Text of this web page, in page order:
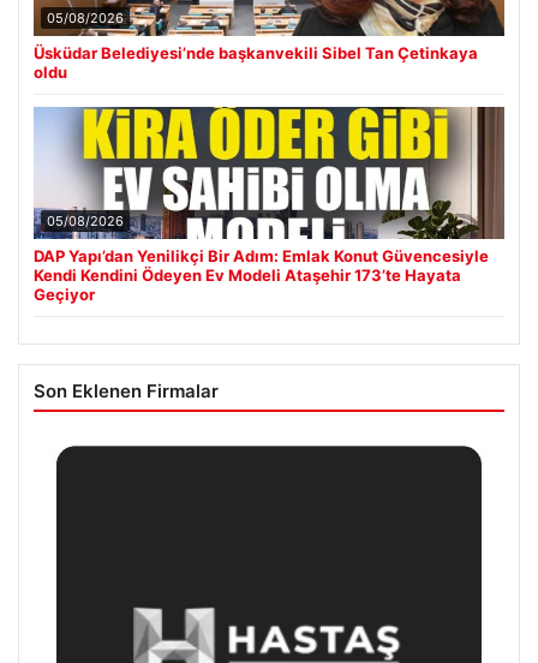
05/08/2026
Üsküdar Belediyesi’nde başkanvekili Sibel Tan Çetinkaya
oldu
05/08/2026
DAP Yapı’dan Yenilikçi Bir Adım: Emlak Konut Güvencesiyle
Kendi Kendini Ödeyen Ev Modeli Ataşehir 173’te Hayata
Geçiyor
Son Eklenen Firmalar